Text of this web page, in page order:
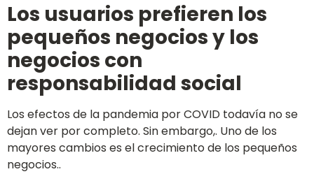
Los usuarios prefieren los
pequeños negocios y los
negocios con
responsabilidad social
Los efectos de la pandemia por COVID todavía no se
dejan ver por completo. Sin embargo,. Uno de los
mayores cambios es el crecimiento de los pequeños
negocios..